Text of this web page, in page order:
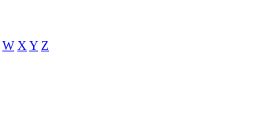
W X Y Z